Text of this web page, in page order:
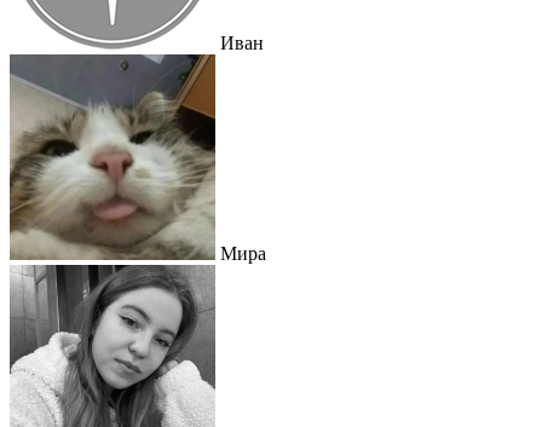
Иван
Мира